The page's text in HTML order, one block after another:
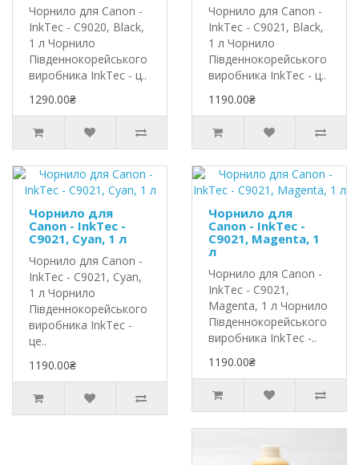
Чорнило для Canon -
InkTec - C9020, Black,
1 л Чорнило
Південнокорейського
виробника InkTec - ц..
1290.00₴
Чорнило для Canon -
InkTec - C9021, Black,
1 л Чорнило
Південнокорейського
виробника InkTec - ц..
1190.00₴
Чорнило для
Canon - InkTec -
C9021, Cyan, 1 л
Чорнило для Canon -
InkTec - C9021, Cyan,
1 л Чорнило
Південнокорейського
виробника InkTec -
це..
1190.00₴
Чорнило для
Canon - InkTec -
C9021, Magenta, 1
л
Чорнило для Canon -
InkTec - C9021,
Magenta, 1 л Чорнило
Південнокорейського
виробника InkTec -..
1190.00₴